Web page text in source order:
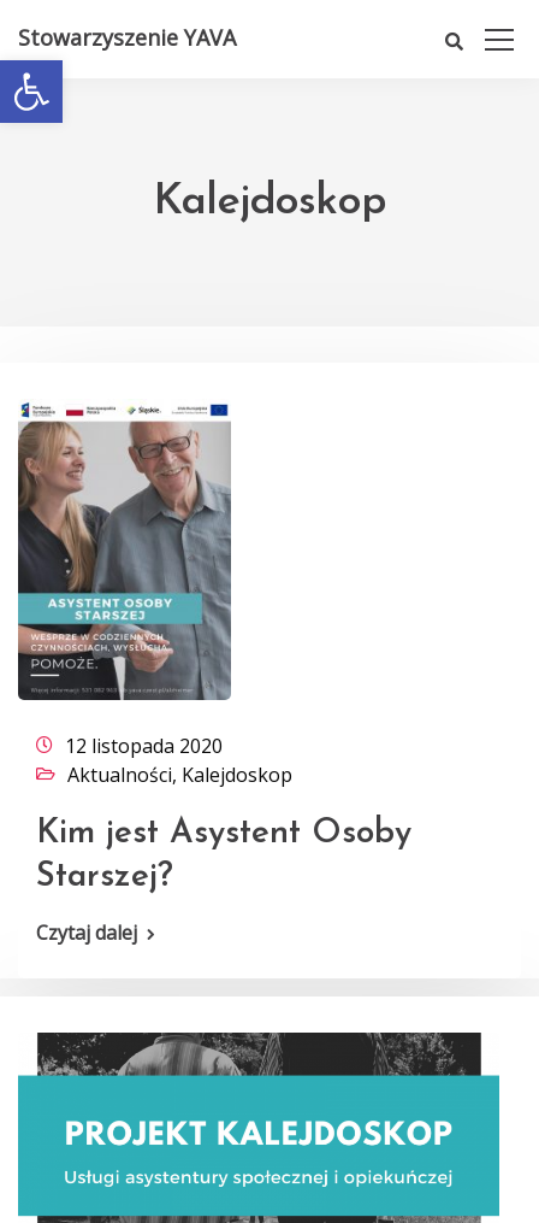
Otwórz pasek narzędzi
Stowarzyszenie YAVA
Kalejdoskop
12 listopada 2020
Aktualności, Kalejdoskop
Kim jest Asystent Osoby
Starszej?
Czytaj dalej